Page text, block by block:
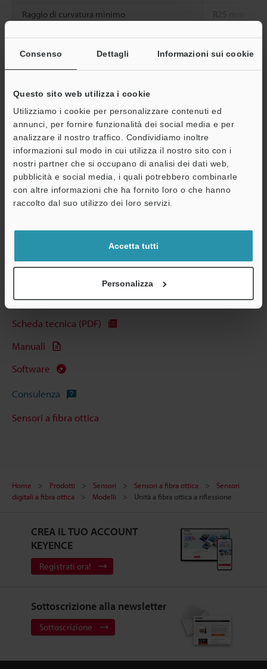
Consenso Dettagli Informazioni sui cookie
Questo sito web utilizza i cookie
Utilizziamo i cookie per personalizzare contenuti ed
annunci, per fornire funzionalità dei social media e per
analizzare il nostro traffico. Condividiamo inoltre
informazioni sul modo in cui utilizza il nostro sito con i
nostri partner che si occupano di analisi dei dati web,
pubblicità e social media, i quali potrebbero combinarle
con altre informazioni che ha fornito loro o che hanno
raccolto dal suo utilizzo dei loro servizi.
Accetta tutti
Personalizza
Raggio di curvatura minimo R25 mm
Resistenza
ambientale
Temperatura
ambiente
Da -40 a +70
Peso Circa 5 g
Scheda tecnica (PDF)
Altri modelli
Guide tecniche
Scheda tecnica (PDF)
Manuali
Software
Consulenza
Sensori a fibra ottica
Home Prodotti Sensori Sensori a fibra ottica
Sensori
digitali a fibra ottica
Modelli Unità a fibra ottica a riflessione
CREA IL TUO ACCOUNT
KEYENCE
Registrati ora!
Sottoscrizione alla newsletter
Sottoscrizione
Assistenza